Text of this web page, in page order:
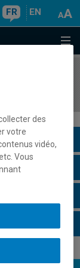
FR EN
des
votre
vidéo,
Vous